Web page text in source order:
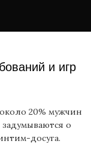
и игр
20% мужчин
о
досуга.